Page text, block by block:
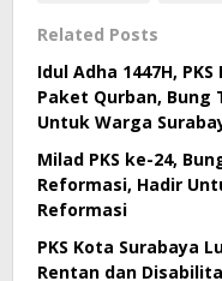
Related Posts
Idul Adha 1447H,
Paket Qurban, Bung
Untuk Warga
Milad PKS ke-24,
Reformasi, Hadir
Reformasi
PKS Kota Surabaya
Rentan dan